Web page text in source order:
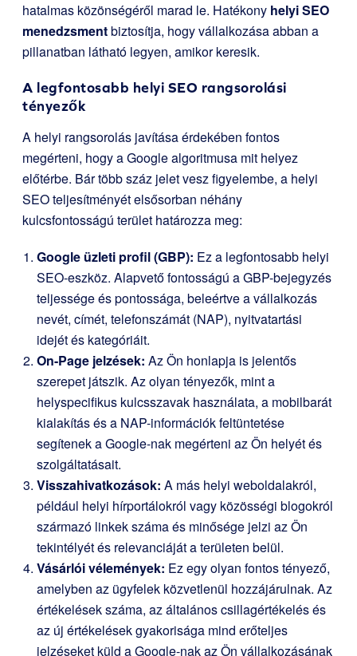
hatalmas közönségéről marad le. Hatékony helyi SEO
menedzsmentbiztosítja, hogy vállalkozása abban a
pillanatban látható legyen, amikor keresik.
A legfontosabb helyi SEO rangsorolási
tényezők
A helyi rangsorolás javítása érdekében fontos
megérteni, hogy a Google algoritmusa mit helyez
előtérbe. Bár több száz jelet vesz figyelembe, a helyi
SEO teljesítményét elsősorban néhány
kulcsfontosságú terület határozza meg:
Google üzleti profil (GBP): Ez a legfontosabb helyi
SEO-eszköz. Alapvető fontosságú a GBP-bejegyzés
teljessége és pontossága, beleértve a vállalkozás
nevét, címét, telefonszámát (NAP), nyitvatartási
idejét és kategóriáit.
On-Page jelzések: Az Ön honlapja is jelentős
szerepet játszik. Az olyan tényezők, mint a
helyspecifikus kulcsszavak használata, a mobilbarát
kialakítás és a NAP-információk feltüntetése
segítenek a Google-nak megérteni az Ön helyét és
szolgáltatásait.
Visszahivatkozások: A más helyi weboldalakról,
például helyi hírportálokról vagy közösségi blogokról
származó linkek száma és minősége jelzi az Ön
tekintélyét és relevanciáját a területen belül.
Vásárlói vélemények: Ez egy olyan fontos tényező,
amelyben az ügyfelek közvetlenül hozzájárulnak. Az
értékelések száma, az általános csillagértékelés és
az új értékelések gyakorisága mind erőteljes
jelzéseket küld a Google-nak az Ön vállalkozásának